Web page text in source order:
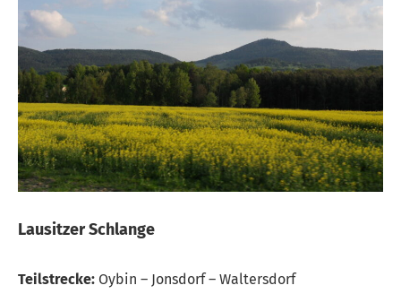
Lausitzer Schlange
Teilstrecke: Oybin – Jonsdorf – Waltersdorf